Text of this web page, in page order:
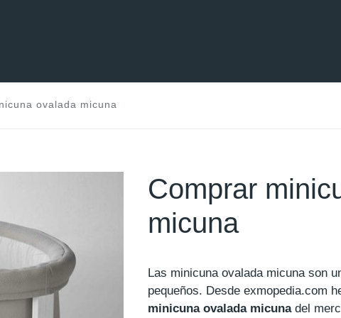
ovalada micuna
Comprar
micuna
Las minicuna ovalada micuna son
pequeños. Desde exmopedia.com
minicuna ovalada micunadel